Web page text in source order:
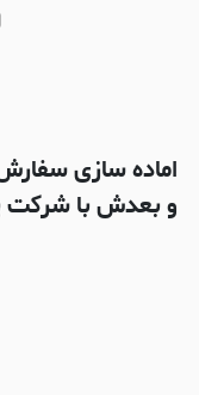
و بعدش با شرکت